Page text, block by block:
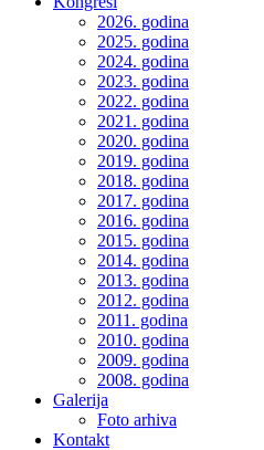
2026. godina
2025. godina
2024. godina
2023. godina
2022. godina
2021. godina
2020. godina
2019. godina
2018. godina
2017. godina
2016. godina
2015. godina
2014. godina
2013. godina
2012. godina
2011. godina
2010. godina
2009. godina
2008. godina
Galerija
Foto arhiva
Kontakt